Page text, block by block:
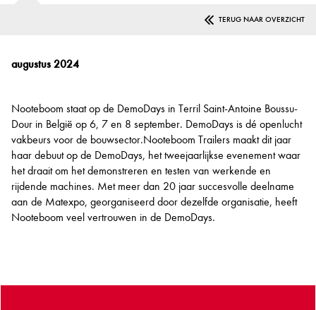
TERUG NAAR OVERZICHT
augustus 2024
Nooteboom staat op de DemoDays in Terril Saint-Antoine Boussu-
Dour in België op 6, 7 en 8 september. DemoDays is dé openlucht
vakbeurs voor de bouwsector.Nooteboom Trailers maakt dit jaar
haar debuut op de DemoDays, het tweejaarlijkse evenement waar
het draait om het demonstreren en testen van werkende en
rijdende machines. Met meer dan 20 jaar succesvolle deelname
aan de Matexpo, georganiseerd door dezelfde organisatie, heeft
Nooteboom veel vertrouwen in de DemoDays.